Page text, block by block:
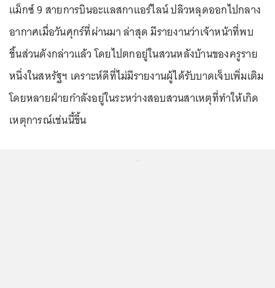
แม็กซ์ 9 สายการบินอะแลสกาแอร์ไลน์ ปลิวหลุดออกไปกลาง
อากาศเมื่อวันศุกร์ที่ผ่านมา ล่าสุด มีรายงานว่าเจ้าหน้าที่พบ
ชิ้นส่วนดังกล่าวแล้ว โดยไปตกอยู่ในสวนหลังบ้านของครูราย
หนึ่งในสหรัฐฯ เคราะห์ดีที่ไม่มีรายงานผู้ได้รับบาดเจ็บเพิ่มเติม
โดยหลายฝ่ายกำลังอยู่ในระหว่างสอบสวนสาเหตุที่ทำให้เกิด
เหตุการณ์เช่นนี้ขึ้น